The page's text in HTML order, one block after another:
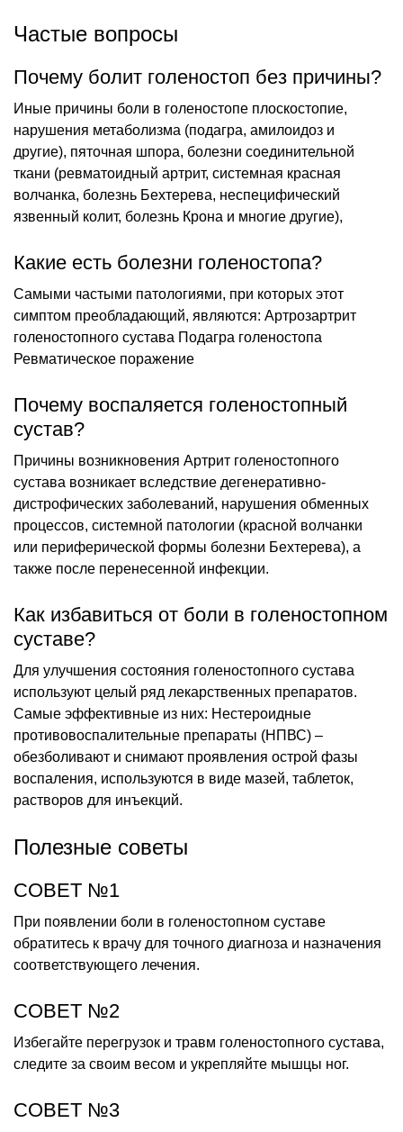
Частые вопросы
Почему болит голеностоп без причины?
Иные причины боли в голеностопе плоскостопие,
нарушения метаболизма (подагра, амилоидоз и
другие), пяточная шпора, болезни соединительной
ткани (ревматоидный артрит, системная красная
волчанка, болезнь Бехтерева, неспецифический
язвенный колит, болезнь Крона и многие другие),
Какие есть болезни голеностопа?
Самыми частыми патологиями, при которых этот
симптом преобладающий, являются: Артрозартрит
голеностопного сустава Подагра голеностопа
Ревматическое поражение
Почему воспаляется голеностопный
сустав?
Причины возникновения Артрит голеностопного
сустава возникает вследствие дегенеративно-
дистрофических заболеваний, нарушения обменных
процессов, системной патологии (красной волчанки
или периферической формы болезни Бехтерева), а
также после перенесенной инфекции.
Как избавиться от боли в голеностопном
суставе?
Для улучшения состояния голеностопного сустава
используют целый ряд лекарственных препаратов.
Самые эффективные из них: Нестероидные
противовоспалительные препараты (НПВС) –
обезболивают и снимают проявления острой фазы
воспаления, используются в виде мазей, таблеток,
растворов для инъекций.
Полезные советы
СОВЕТ №1
При появлении боли в голеностопном суставе
обратитесь к врачу для точного диагноза и назначения
соответствующего лечения.
СОВЕТ №2
Избегайте перегрузок и травм голеностопного сустава,
следите за своим весом и укрепляйте мышцы ног.
СОВЕТ №3